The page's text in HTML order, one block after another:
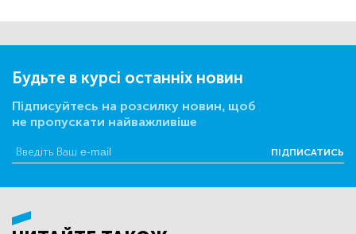
Будьте в курсі останніх новин
Підписуйтесь на розсилку новин, щоб
не пропускати найважливіше
ПІДПИСАТИСЬ